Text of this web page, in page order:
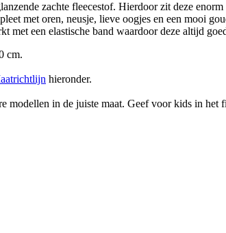
zachte fleecestof. Hierdoor zit deze
met oren, neusje, lieve oogjes en een mooi
met een elastische band waardoor deze altijd
cm.
hieronder.
modellen in de juiste maat. Geef voor kids in het